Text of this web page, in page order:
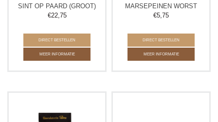
SINT OP PAARD (GROOT)
€22,75
DIRECT BESTELLEN
MEER INFORMATIE
MARSEPEINEN WORST
€5,75
DIRECT BESTELLEN
MEER INFORMATIE